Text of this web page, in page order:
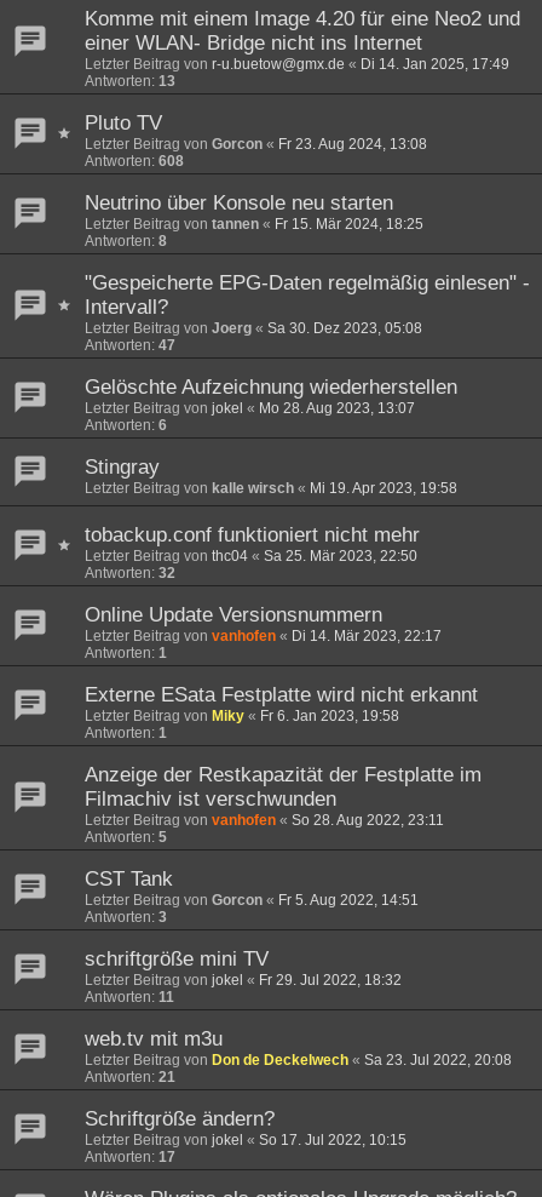
Komme mit einem Image 4.20 für eine Neo2 und
einer WLAN- Bridge nicht ins Internet
Letzter Beitrag von r-u.buetow@gmx.de « Di 14. Jan 2025, 17:49
Antworten: 13
Pluto TV
Letzter Beitrag von Gorcon « Fr 23. Aug 2024, 13:08
Antworten: 608
Neutrino über Konsole neu starten
Letzter Beitrag von tannen « Fr 15. Mär 2024, 18:25
Antworten: 8
"Gespeicherte EPG-Daten regelmäßig einlesen" -
Intervall?
Letzter Beitrag von Joerg « Sa 30. Dez 2023, 05:08
Antworten: 47
Gelöschte Aufzeichnung wiederherstellen
Letzter Beitrag von jokel « Mo 28. Aug 2023, 13:07
Antworten: 6
Stingray
Letzter Beitrag von kalle wirsch « Mi 19. Apr 2023, 19:58
tobackup.conf funktioniert nicht mehr
Letzter Beitrag von thc04 « Sa 25. Mär 2023, 22:50
Antworten: 32
Online Update Versionsnummern
Letzter Beitrag von vanhofen « Di 14. Mär 2023, 22:17
Antworten: 1
Externe ESata Festplatte wird nicht erkannt
Letzter Beitrag von Miky « Fr 6. Jan 2023, 19:58
Antworten: 1
Anzeige der Restkapazität der Festplatte im
Filmachiv ist verschwunden
Letzter Beitrag von vanhofen « So 28. Aug 2022, 23:11
Antworten: 5
CST Tank
Letzter Beitrag von Gorcon « Fr 5. Aug 2022, 14:51
Antworten: 3
schriftgröße mini TV
Letzter Beitrag von jokel « Fr 29. Jul 2022, 18:32
Antworten: 11
web.tv mit m3u
Letzter Beitrag von Don de Deckelwech « Sa 23. Jul 2022, 20:08
Antworten: 21
Schriftgröße ändern?
Letzter Beitrag von jokel « So 17. Jul 2022, 10:15
Antworten: 17